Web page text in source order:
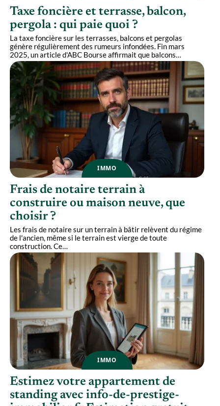
Taxe foncière et terrasse, balcon,
pergola : qui paie quoi ?
La taxe foncière sur les terrasses, balcons et pergolas
génère régulièrement des rumeurs infondées. Fin mars
2025, un article d'ABC Bourse affirmait que balcons
IMMO
Frais de notaire terrain à
construire ou maison neuve, que
choisir ?
Les frais de notaire sur un terrain à bâtir relèvent du régime
de l'ancien, même si le terrain est vierge de toute
construction. Ce…
IMMO
Estimez votre appartement de
standing avec info-de-prestige-